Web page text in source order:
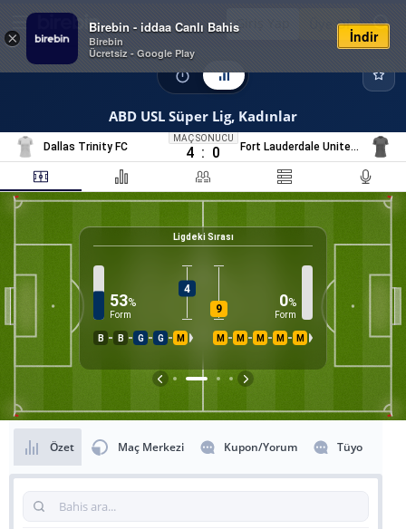
×
Birebin - iddaa Canlı Bahis
Birebin
Ücretsiz - Google Play
İndir
Giriş Yap Üye Ol
ABD USL Süper Lig, Kadınlar
Dallas Trinity FC
MAÇ SONUCU
4 : 0 Fort Lauderdale United FC
Ligdeki Sırası
53%
Form
4
9
0%
Form
B B G G M M M M M M
Özet Maç Merkezi Kupon/Yorum Tüyo